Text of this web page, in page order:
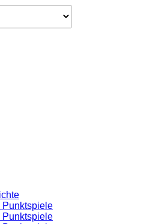
Punktspiele
Punktspiele